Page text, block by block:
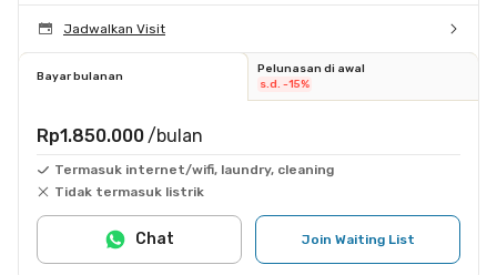
Jadwalkan Visit
Bayar bulanan
Pelunasan di awal
s.d. -15%
Rp1.850.000 /bulan
Termasuk internet/wifi, laundry, cleaning
Tidak termasuk listrik
Join Waiting List
Chat